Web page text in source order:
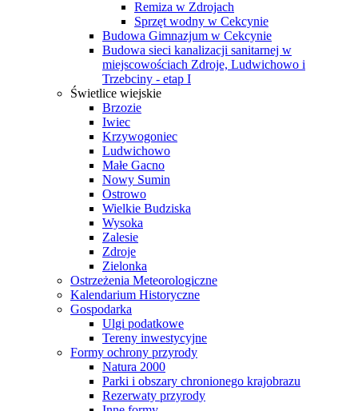
Remiza w Zdrojach
Sprzęt wodny w Cekcynie
Budowa Gimnazjum w Cekcynie
Budowa sieci kanalizacji sanitarnej w
miejscowościach Zdroje, Ludwichowo i
Trzebciny - etap I
Świetlice wiejskie
Brzozie
Iwiec
Krzywogoniec
Ludwichowo
Małe Gacno
Nowy Sumin
Ostrowo
Wielkie Budziska
Wysoka
Zalesie
Zdroje
Zielonka
Ostrzeżenia Meteorologiczne
Kalendarium Historyczne
Gospodarka
Ulgi podatkowe
Tereny inwestycyjne
Formy ochrony przyrody
Natura 2000
Parki i obszary chronionego krajobrazu
Rezerwaty przyrody